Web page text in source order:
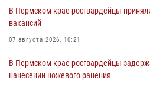
В Пермском крае росгвардейцы
вакансий
07 августа 2026, 10:21
В Пермском крае росгвардейцы
нанесении ножевого ранения